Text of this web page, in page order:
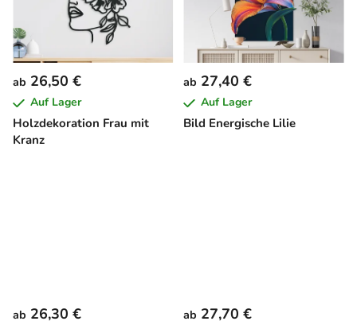
Holzdekoration Frau mit
Kranz
ab 26,50 €
Auf Lager
Bild Energische Lilie
ab 27,40 €
Auf Lager
ab 26,30 € ab 27,70 €